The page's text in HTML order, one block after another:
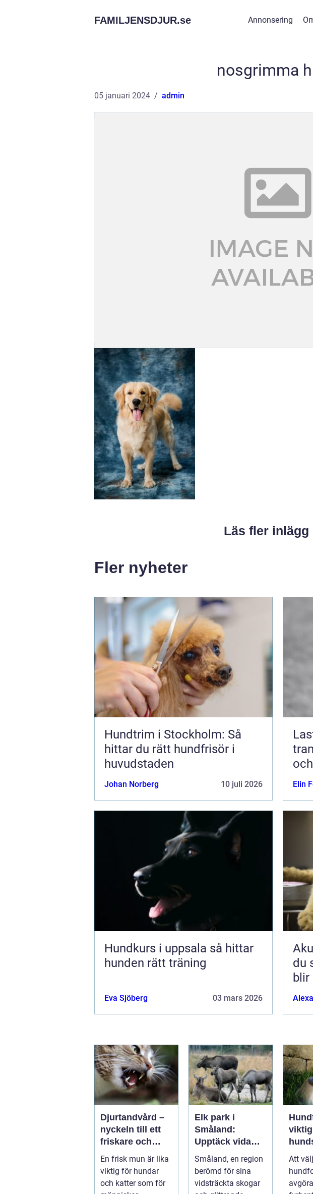
FAMILJENSDJUR.se Annonsering
nosgrimma
05 januari 2024 admin
Läs fler inlägg
Fler nyheter
Hundtrim i Stockholm: Så
hittar du rätt hundfrisör i
huvudstaden
Johan Norberg 10 juli 2026 Elin
Hundkurs i uppsala så hittar
hunden rätt träning
Eva Sjöberg 03 mars 2026
du
blir
Djurtandvård –
nyckeln till ett
friskare och
längre liv för
hund och katt
En frisk mun är lika
viktig för hundar
och katter som för
Elk park i
Småland:
Upptäck vida
landskap och
majestätiska
älgar
Småland, en region
berömd för sina
vidsträckta skogar
Att